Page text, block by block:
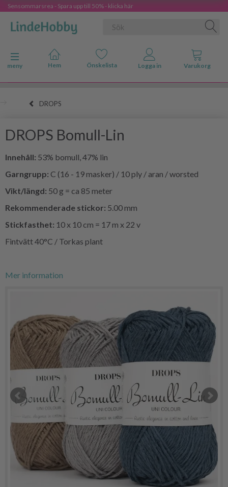
Sensommarsrea - Spara upp till 50% - klicka här
Ändra navigering
meny
DROPS
DROPS Bomull-Lin
Innehåll: 53% bomull, 47% lin
Garngrupp: C (16 - 19 masker) / 10 ply / aran / worsted
Vikt/längd: 50 g = ca 85 meter
Rekommenderade stickor: 5.00 mm
Stickfasthet: 10 x 10 cm = 17 m x 22 v
Fintvätt 40°C / Torkas plant
Mer information